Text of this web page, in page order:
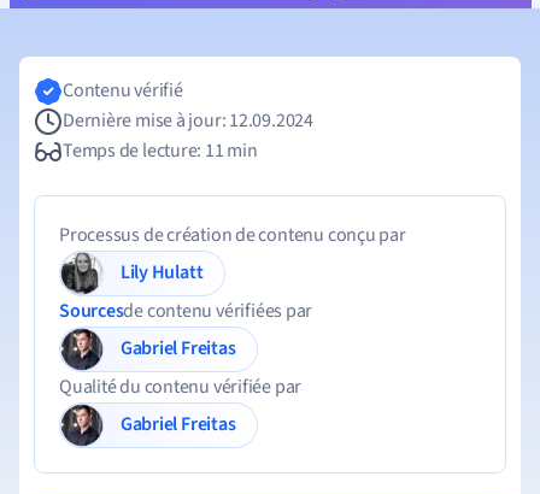
Contenu vérifié
Dernière mise à jour: 12.09.2024
Temps de lecture: 11 min
Processus de création de contenu conçu par
Lily Hulatt
Sourcesde contenu vérifiées par
Gabriel Freitas
Qualité du contenu vérifiée par
Gabriel Freitas